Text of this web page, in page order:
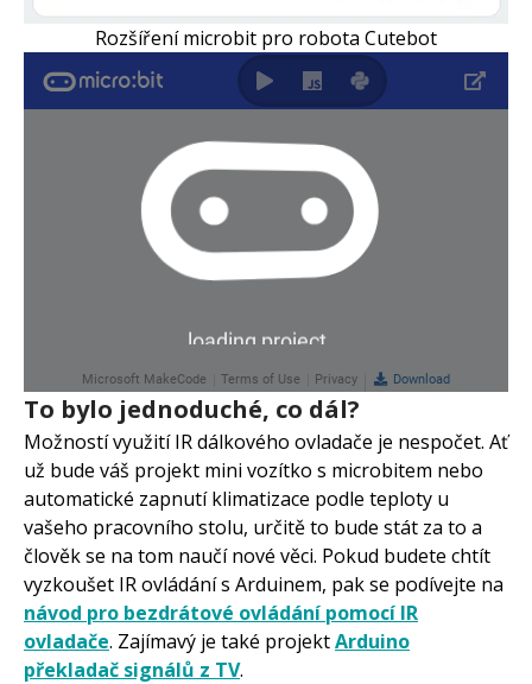
Rozšíření microbit pro robota Cutebot
To bylo jednoduché, co dál?
Možností využití IR dálkového ovladače je nespočet. Ať
už bude váš projekt mini vozítko s microbitem nebo
automatické zapnutí klimatizace podle teploty u
vašeho pracovního stolu, určitě to bude stát za to a
člověk se na tom naučí nové věci. Pokud budete chtít
vyzkoušet IR ovládání s Arduinem, pak se podívejte na
návod pro bezdrátové ovládání pomocí IR
ovladače. Zajímavý je také projektArduino
překladač signálů z TV.